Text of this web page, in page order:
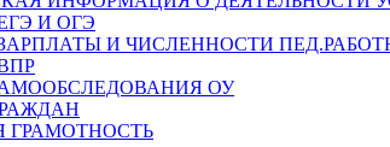
И ОГЭ
И ЧИСЛЕННОСТИ
ОУ